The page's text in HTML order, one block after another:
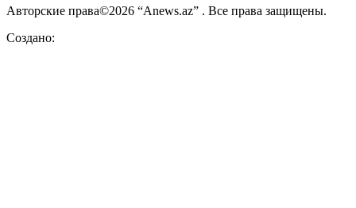
Авторские права©2026 “Anews.az” . Все права защищены.
Создано: